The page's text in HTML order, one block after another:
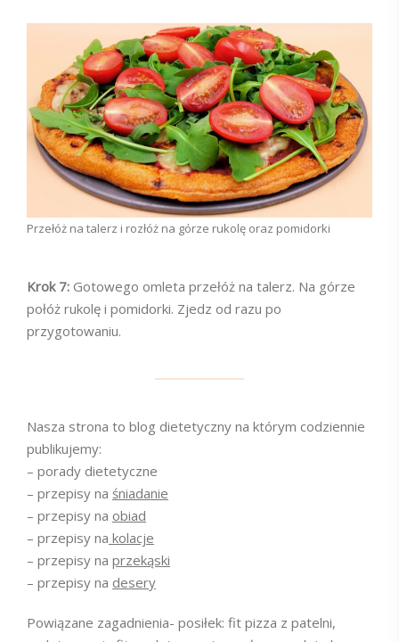
Przełóż na talerz i rozłóż na górze rukolę oraz pomidorki
Krok 7: Gotowego omleta przełóż na talerz. Na górze
połóż rukolę i pomidorki. Zjedz od razu po
przygotowaniu.
Nasza strona to blog dietetyczny na którym codziennie
publikujemy:
– porady dietetyczne
– przepisy na śniadanie
– przepisy na obiad
– przepisy na kolacje
– przepisy na przekąski
– przepisy na desery
Powiązane zagadnienia- posiłek: fit pizza z patelni,